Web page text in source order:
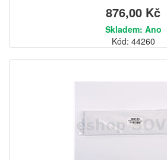
876,00 Kč
Skladem: Ano
Kód: 44260